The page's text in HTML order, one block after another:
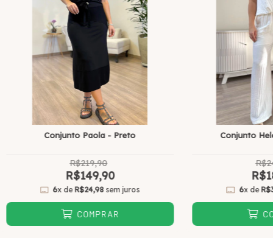
Conjunto Paola - Preto
R$219,90
R$149,90
6x de R$24,98sem juros
COMPRAR
Conjunto
6x de